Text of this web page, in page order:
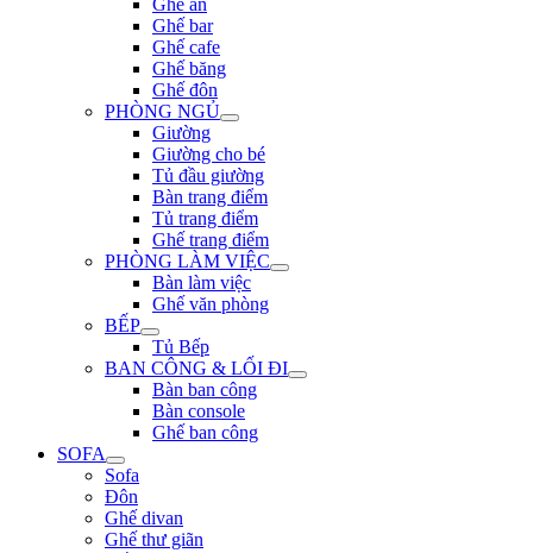
Ghế bar
Ghế cafe
Ghế băng
Ghế đôn
PHÒNG NGỦ
Giường
Giường cho bé
Tủ đầu giường
Bàn trang điểm
Tủ trang điểm
Ghế trang điểm
PHÒNG LÀM VIỆC
Bàn làm việc
Ghế văn phòng
BẾP
Tủ Bếp
BAN CÔNG & LỐI ĐI
Bàn ban công
Bàn console
Ghế ban công
SOFA
Sofa
Đôn
Ghế divan
Ghế thư giãn